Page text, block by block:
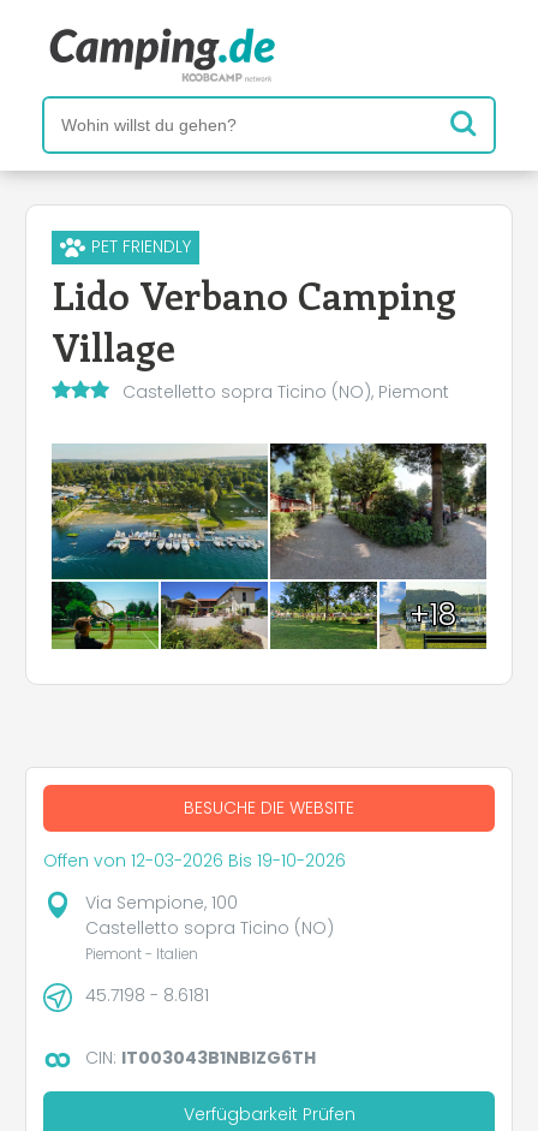
PET FRIENDLY
Lido Verbano Camping
Village
Castelletto sopra Ticino (NO), Piemont
+18
BESUCHE DIE WEBSITE
Offen von 12-03-2026 Bis 19-10-2026
Via Sempione, 100
Castelletto sopra Ticino (NO)
Piemont - Italien
45.7198 - 8.6181
CIN: IT003043B1NBIZG6TH
Verfügbarkeit Prüfen